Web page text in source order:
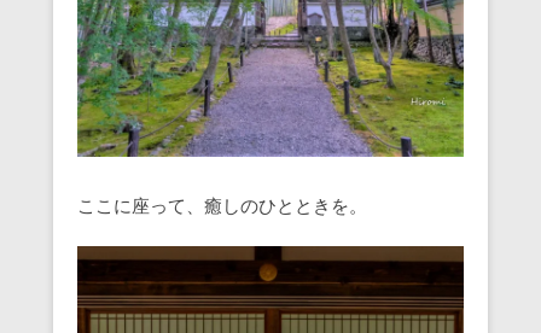
ここに座って、癒しのひとときを。